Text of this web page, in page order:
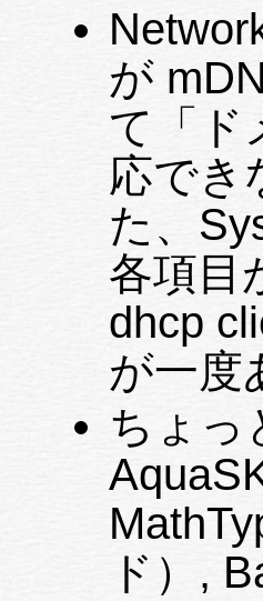
が
て「ド
応でき
た、
各項目
dhcp
が一度
ちょっ
ド）,